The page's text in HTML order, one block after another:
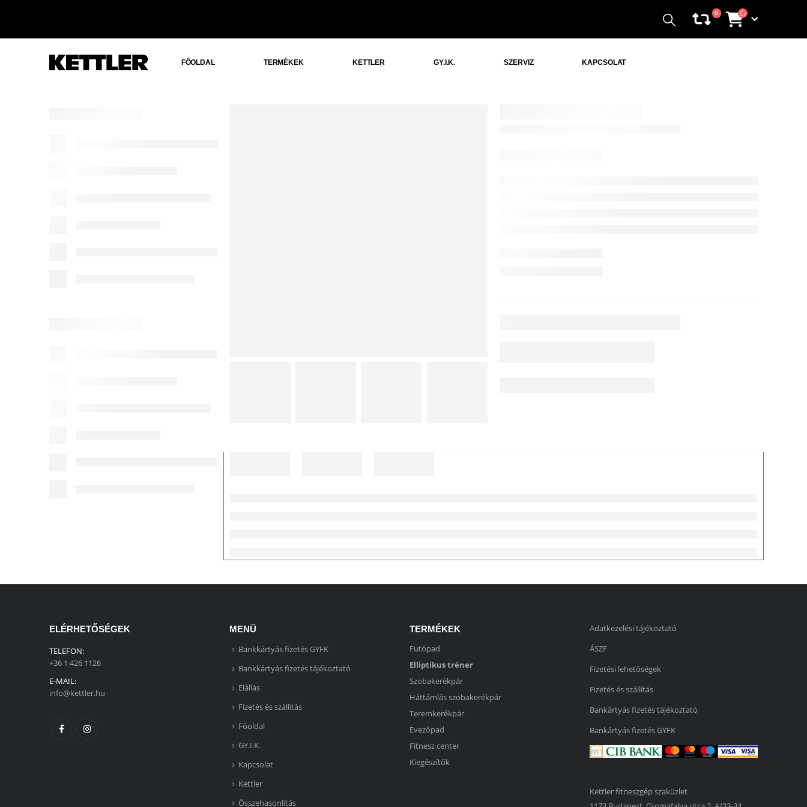
0
FŐOLDAL TERMÉKEK KETTLER GY.I.K. SZERVIZ KAPCSOLAT
ELÉRHETŐSÉGEK
TELEFON:
+36 1 426 1126
E-MAIL:
info@kettler.hu
MENÜ
Bankkártyás fizetés GYFK
Bankkártyás fizetés tájékoztató
Elállás
Fizetés és szállítás
Főoldal
GY.I.K.
Kapcsolat
Kettler
Összehasonlítás
TERMÉKEK
Futópad
Elliptikus tréner
Szobakerékpár
Háttámlás szobakerékpár
Teremkerékpár
Evezőpad
Fitnesz center
Kiegészítők
Adatkezelési tájékoztató
ÁSZF
Fizetési lehetőségek
Fizetés és szállítás
Bankártyás fizetés tájékoztató
Bankártyás fizetés GYFK
Kettler fitneszgép szaküzlet